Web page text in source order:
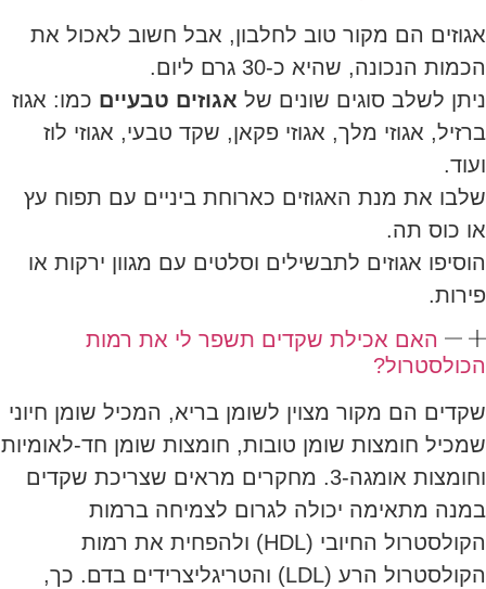
אגוזים הם מקור טוב לחלבון, אבל חשוב לאכול את
הכמות הנכונה, שהיא כ-30 גרם ליום.
ניתן לשלב סוגים שונים של אגוזים טבעיים כמו: אגוז
ברזיל, אגוזי מלך, אגוזי פקאן, שקד טבעי, אגוזי לוז
ועוד.
שלבו את מנת האגוזים כארוחת ביניים עם תפוח עץ
או כוס תה.
הוסיפו אגוזים לתבשילים וסלטים עם מגוון ירקות או
פירות.
האם אכילת שקדים תשפר לי את רמות
הכולסטרול?
שקדים הם מקור מצוין לשומן בריא, המכיל שומן חיוני
שמכיל חומצות שומן טובות, חומצות שומן חד-לאומיות
וחומצות אומגה-3. מחקרים מראים שצריכת שקדים
במנה מתאימה יכולה לגרום לצמיחה ברמות
הקולסטרול החיובי (HDL) ולהפחית את רמות
הקולסטרול הרע (LDL) והטריגליצרידים בדם. כך,